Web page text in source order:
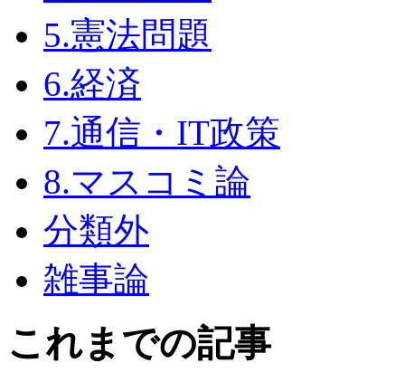
5.憲法問題
6.経済
7.通信・IT政策
8.マスコミ論
分類外
雑事論
これまでの記事